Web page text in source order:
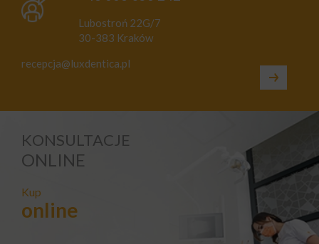
Lubostroń 22G/7
30-383 Kraków
recepcja@luxdentica.pl
KONSULTACJE
ONLINE
Kup
online